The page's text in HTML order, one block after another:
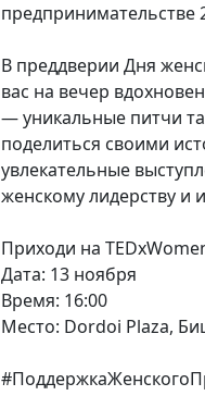
предпринимательстве
В преддверии Дня
вас на вечер
— уникальные питчи
поделиться своими
увлекательные
женскому лидерству и
Приходи на
Дата: 13 ноября
Время: 16:00
Место: Dordoi Plaza,